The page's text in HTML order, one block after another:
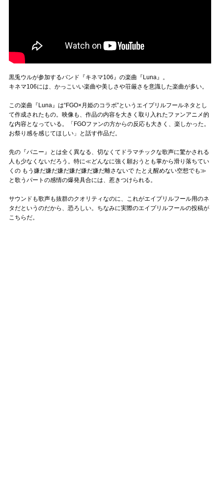
黒兎ウルが参加するバンド『キネマ106』の楽曲『Luna』。
キネマ106には、かっこいい楽曲や美しさや荘厳さを意識した楽曲が多い。
この楽曲『Luna』は“FGO×月姫のコラボ”というエイプリルフールネタとし
て作成されたもの。映像も、作品の内容を大きく取り入れたファンアニメ的
な内容となっている。「FGOファンの方からの反応も大きく、楽しかった。
お祭り感を感じてほしい」と話す作品だ。
先の『バニー』とは全く異なる、切なくてドラマチックな歌声に驚かされる
人も少なくないだろう。特に≪どんなに強く願おうとも掌から滑り落ちてい
くの もう嫌だ嫌だ嫌だ嫌だ嫌だ嫌だ離さないで たとえ醒めない空想でも≫
と歌うパートの感情の爆発具合には、惹きつけられる。
サウンドも歌声も抜群のクオリティなのに、これがエイプリルフール用のネ
タだというのだから、恐ろしい。ちなみに実際のエイプリルフールの投稿が
こちらだ。